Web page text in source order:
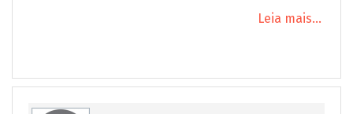
Leia mais...